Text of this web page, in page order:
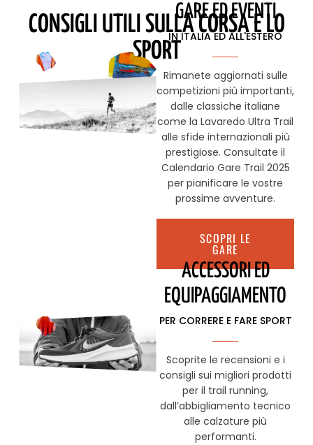
CONSIGLI UTILI SULLA CORSA E LO
SPORT
GARE ED EVENTI
IN ITALIA ED ALL'ESTERO
Rimanete aggiornati sulle
competizioni più importanti,
dalle classiche italiane
come la Lavaredo Ultra Trail
alle sfide internazionali più
prestigiose. Consultate il
Calendario Gare Trail 2025
per pianificare le vostre
prossime avventure.
SCOPRI LE
GARE
ACCESSORI ED
EQUIPAGGIAMENTO
PER CORRERE E FARE SPORT
Scoprite le recensioni e i
consigli sui migliori prodotti
per il trail running,
dall’abbigliamento tecnico
alle calzature più
performanti.